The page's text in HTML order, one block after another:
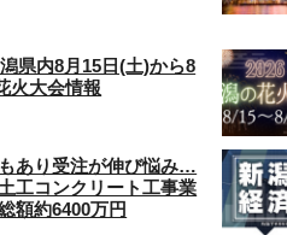
県内8月15日(土)から8
火大会情報
あり受注が伸び悩み…
工コンクリート工事業
額約6400万円